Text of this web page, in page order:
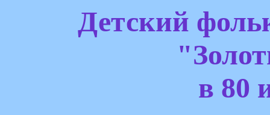
Детский
в 80